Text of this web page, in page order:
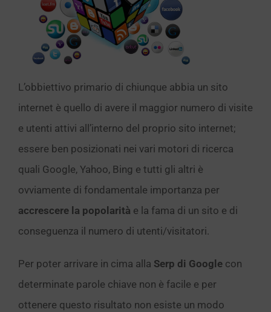
L’obbiettivo primario di chiunque abbia un sito
internet è quello di avere il maggior numero di visite
e utenti attivi all’interno del proprio sito internet;
essere ben posizionati nei vari motori di ricerca
quali Google, Yahoo, Bing e tutti gli altri è
ovviamente di fondamentale importanza per
accrescere la popolarità e la fama di un sito e di
conseguenza il numero di utenti/visitatori.
Per poter arrivare in cima alla Serp di Google con
determinate parole chiave non è facile e per
ottenere questo risultato non esiste un modo